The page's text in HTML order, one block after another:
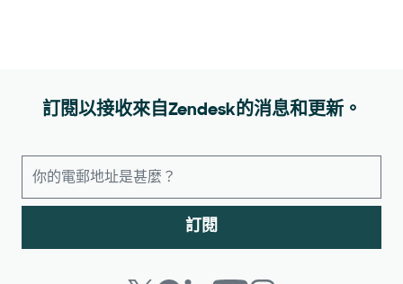
訂閱以接收來自Zendesk的消息和更新。
訂閱